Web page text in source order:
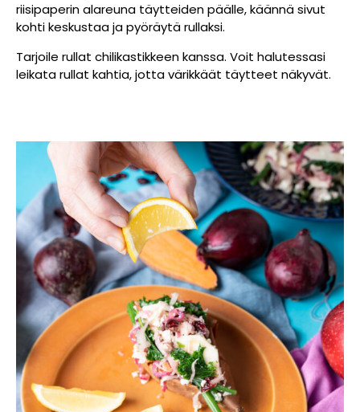
riisipaperin alareuna täytteiden päälle, käännä sivut
kohti keskustaa ja pyöräytä rullaksi.
Tarjoile rullat chilikastikkeen kanssa. Voit halutessasi
leikata rullat kahtia, jotta värikkäät täytteet näkyvät.